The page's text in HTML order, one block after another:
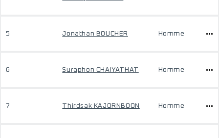
5 Jonathan BOUCHER Homme
6 Suraphon CHAIYATHAT Homme
7 Thirdsak KAJORNBOON Homme